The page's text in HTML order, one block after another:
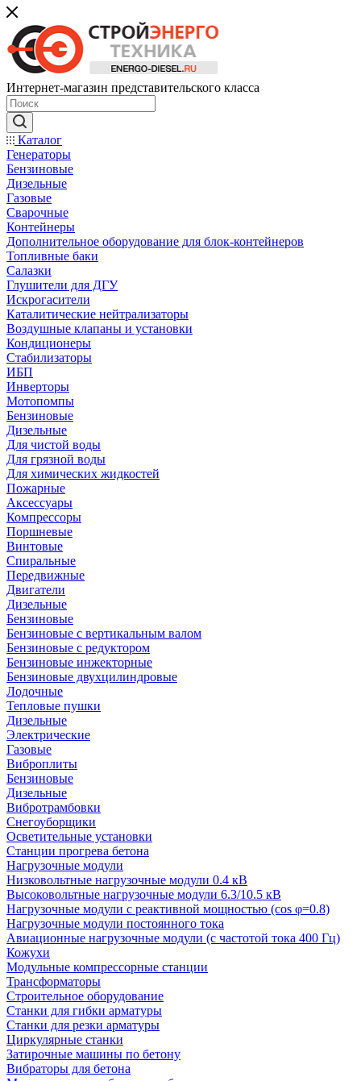
Интернет-магазин представительского класса
Каталог
Генераторы
Бензиновые
Дизельные
Газовые
Сварочные
Контейнеры
Дополнительное оборудование для блок-контейнеров
Топливные баки
Салазки
Глушители для ДГУ
Искрогасители
Каталитические нейтрализаторы
Воздушные клапаны и установки
Кондиционеры
Стабилизаторы
ИБП
Инверторы
Мотопомпы
Бензиновые
Дизельные
Для чистой воды
Для грязной воды
Для химических жидкостей
Пожарные
Аксессуары
Компрессоры
Поршневые
Винтовые
Спиральные
Передвижные
Двигатели
Дизельные
Бензиновые
Бензиновые с вертикальным валом
Бензиновые с редуктором
Бензиновые инжекторные
Бензиновые двухцилиндровые
Лодочные
Тепловые пушки
Дизельные
Электрические
Газовые
Виброплиты
Бензиновые
Дизельные
Вибротрамбовки
Снегоуборщики
Осветительные установки
Станции прогрева бетона
Нагрузочные модули
Низковольтные нагрузочные модули 0.4 кВ
Высоковольтные нагрузочные модули 6.3/10.5 кВ
Нагрузочные модули с реактивной мощностью (cos φ=0.8)
Нагрузочные модули постоянного тока
Авиационные нагрузочные модули (с частотой тока 400 Гц)
Кожухи
Модульные компрессорные станции
Трансформаторы
Строительное оборудование
Станки для гибки арматуры
Станки для резки арматуры
Циркулярные станки
Затирочные машины по бетону
Вибраторы для бетона